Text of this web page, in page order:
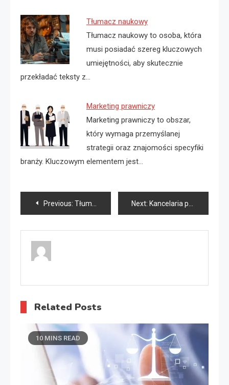
Tłumacz naukowy
Tłumacz naukowy to osoba, która
musi posiadać szereg kluczowych
umiejętności, aby skutecznie
przekładać teksty z…
Marketing prawniczy
Marketing prawniczy to obszar,
który wymaga przemyślanej
strategii oraz znajomości specyfiki
branży. Kluczowym elementem jest…
Nawigacja
wpisu
Previous: Tłumaczenia prawnicze dla sektora korporacyjnego Next: Kancelaria patentowa Łódź
Related Posts
10 MINS READ